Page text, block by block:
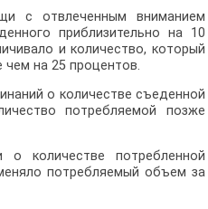
с отвлеченным вниманием
приблизительно на 10
и количество, который
на 25 процентов.
о количестве съеденной
потребляемой позже
о количестве потребленной
потребляемый объем за